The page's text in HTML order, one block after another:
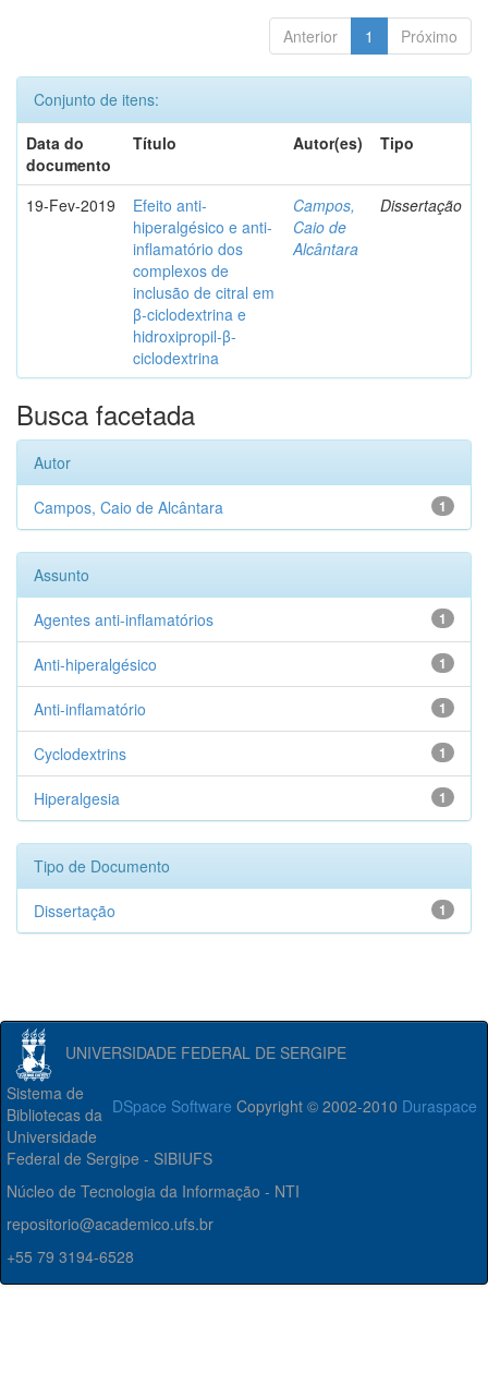
Anterior 1 Próximo
Conjunto de itens:
Data do
documento
Título Autor(es) Tipo
19-Fev-2019
Efeito anti-
hiperalgésico e anti-
inflamatório dos
complexos de
inclusão de citral em
β-ciclodextrina e
hidroxipropil-β-
ciclodextrina
Campos,
Caio de
Alcântara
Dissertação
Busca facetada
Autor
1
Campos, Caio de Alcântara
Assunto
1
Agentes anti-inflamatórios
1
Anti-hiperalgésico
1
Anti-inflamatório
1
Cyclodextrins
1
Hiperalgesia
Tipo de Documento
1
Dissertação
UNIVERSIDADE FEDERAL DE SERGIPE
DSpace Software Copyright © 2002-2010 Duraspace
Sistema de
Bibliotecas da
Universidade
Federal de Sergipe - SIBIUFS
Núcleo de Tecnologia da Informação - NTI
repositorio@academico.ufs.br
+55 79 3194-6528